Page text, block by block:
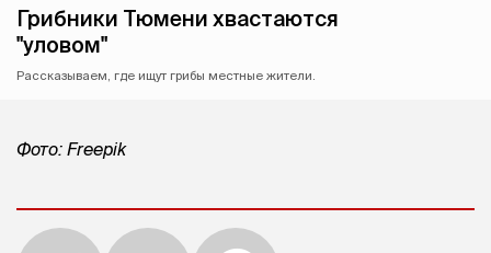
Грибники Тюмени хвастаются
"уловом"
Рассказываем, где ищут грибы местные жители.
Фото: Freepik